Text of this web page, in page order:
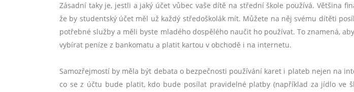
Zásadní taky je, jestli a jaký účet vůbec vaše dítě na střední škole používá. Většina
že by studentský účet měl už každý středoškolák mít. Můžete na něj svému dítěti
potřebné služby a měli byste mladého dospělého naučit ho používat. To znamená,
vybírat peníze z bankomatu a platit kartou v obchodě i na internetu.
Samozřejmostí by měla být debata o bezpečnosti používání karet i plateb nejen na
co se z účtu bude platit, kdo bude posílat pravidelné platby (například za jídlo ve